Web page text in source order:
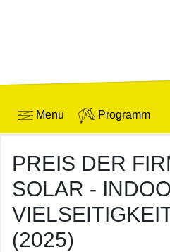
Menu Programm
PREIS DER
SOLAR -
(2025)